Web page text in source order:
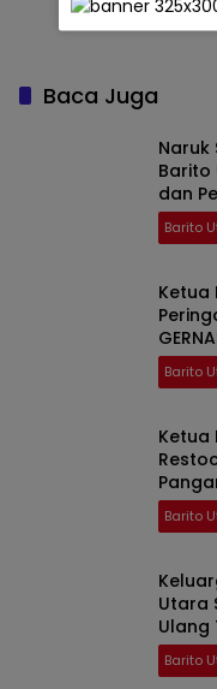
Baca Juga
Naruk
Barito
dan
Barito
Ketua
Barito
Ketua
Barito
Utara
Ulang
Barito